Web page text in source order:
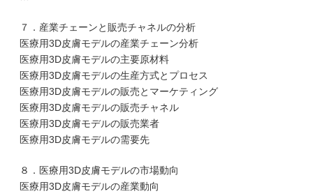
７．産業チェーンと販売チャネルの分析
医療用3D皮膚モデルの産業チェーン分析
医療用3D皮膚モデルの主要原材料
医療用3D皮膚モデルの生産方式とプロセス
医療用3D皮膚モデルの販売とマーケティング
医療用3D皮膚モデルの販売チャネル
医療用3D皮膚モデルの販売業者
医療用3D皮膚モデルの需要先
８．医療用3D皮膚モデルの市場動向
医療用3D皮膚モデルの産業動向